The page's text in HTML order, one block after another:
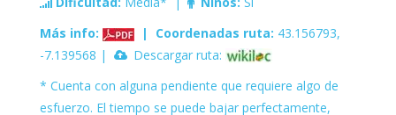
Más info:
| Coordenadas ruta: 43.156793,
-7.139568 |
Descargar ruta:
* Cuenta con alguna pendiente que requiere algo de
esfuerzo. El tiempo se puede bajar perfectamente,